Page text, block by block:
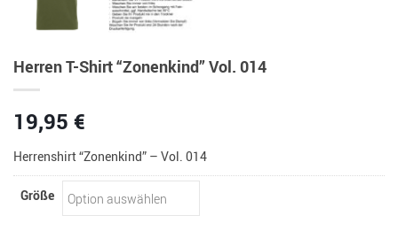
Herren T-Shirt “Zonenkind” Vol. 014
19,95 €
Herrenshirt “Zonenkind” – Vol. 014
Größe